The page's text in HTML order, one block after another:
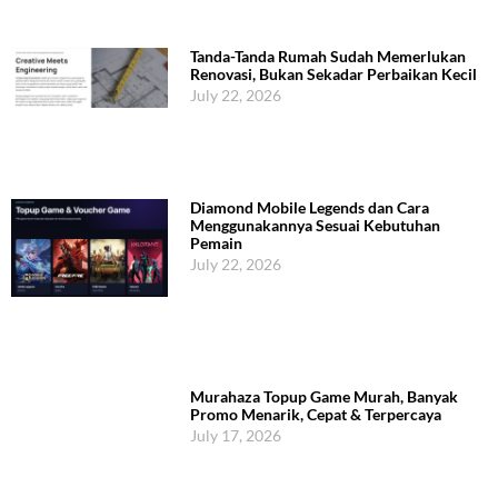
Tanda-Tanda Rumah Sudah Memerlukan
Renovasi, Bukan Sekadar Perbaikan Kecil
July 22, 2026
Diamond Mobile Legends dan Cara
Menggunakannya Sesuai Kebutuhan
Pemain
July 22, 2026
Murahaza Topup Game Murah, Banyak
Promo Menarik, Cepat & Terpercaya
July 17, 2026